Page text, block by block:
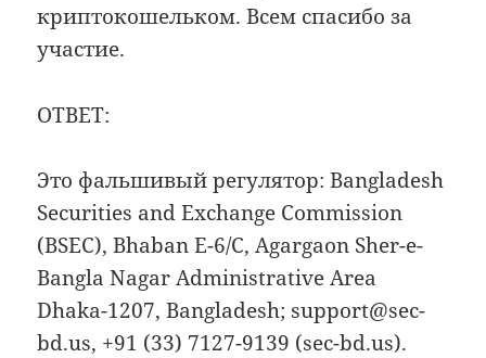
криптокошельком. Всем спасибо за
участие.
ОТВЕТ:
Это фальшивый регулятор: Bangladesh
Securities and Exchange Commission
(BSEC), Bhaban E-6/C, Agargaon Sher-e-
Bangla Nagar Administrative Area
Dhaka-1207, Bangladesh; support@sec-
bd.us, +91 (33) 7127-9139 (sec-bd.us).